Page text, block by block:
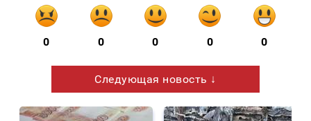
0 0 0 0 0
Следующая новость ↓